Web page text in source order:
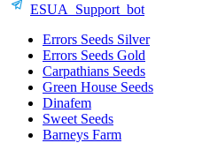
ESUA_Support_bot
Errors Seeds Silver
Errors Seeds Gold
Carpathians Seeds
Green House Seeds
Dinafem
Sweet Seeds
Barneys Farm